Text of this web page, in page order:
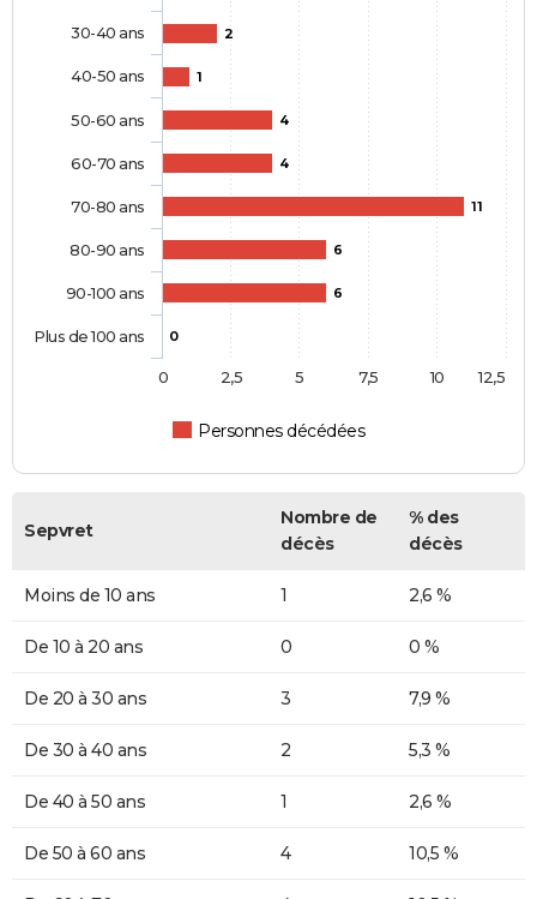
2
1
4
4
11
6
6
0
Personnes décédées
30-40 ans
40-50 ans
50-60 ans
60-70 ans
70-80 ans
80-90 ans
90-100 ans
Plus de 100 ans
0 10
2,5 5 7,5 12,5
Sepvret
Nombre de
décès
% des
décès
Moins de 10 ans 1 2,6 %
De 10 à 20 ans 0 0 %
De 20 à 30 ans 3 7,9 %
De 30 à 40 ans 2 5,3 %
De 40 à 50 ans 1 2,6 %
De 50 à 60 ans 4 10,5 %